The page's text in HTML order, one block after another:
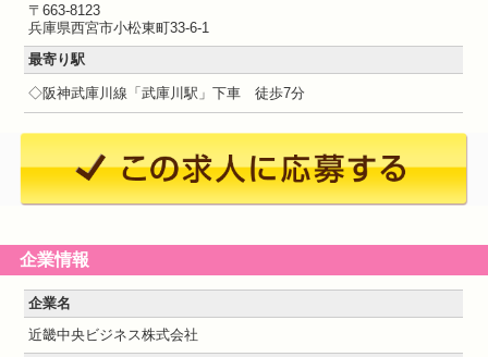
〒663-8123
兵庫県西宮市小松東町33-6-1
最寄り駅
◇阪神武庫川線「武庫川駅」下車 徒歩7分
企業情報
企業名
近畿中央ビジネス株式会社